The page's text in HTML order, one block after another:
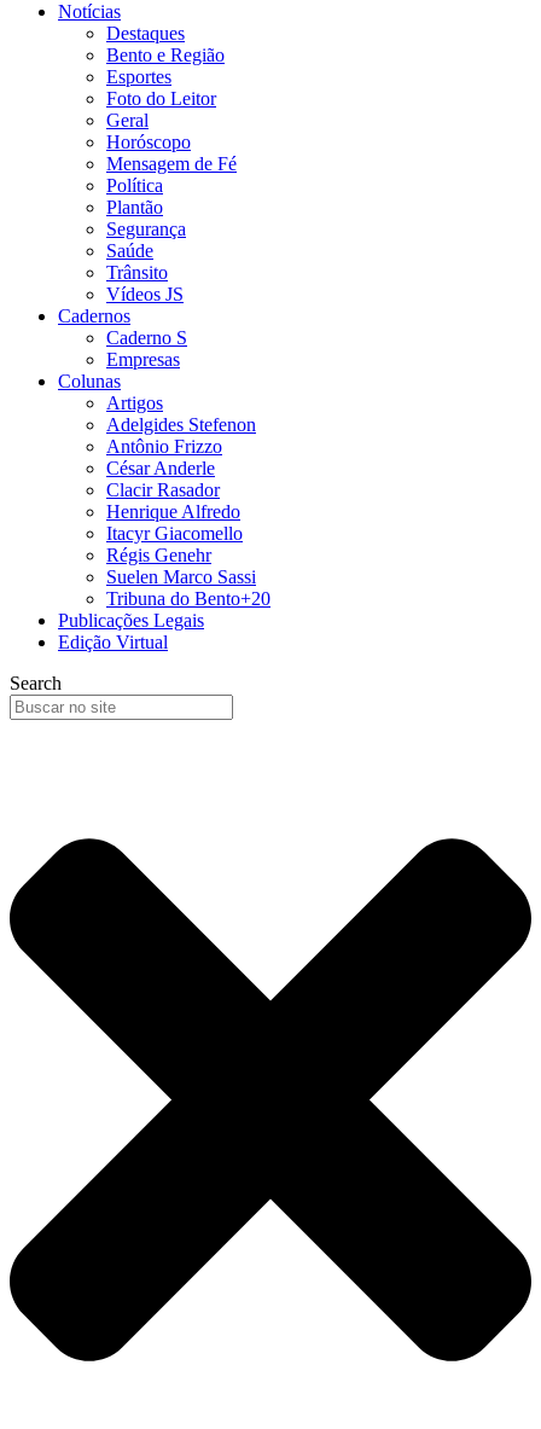
Notícias
Destaques
Bento e Região
Esportes
Foto do Leitor
Geral
Horóscopo
Mensagem de Fé
Política
Plantão
Segurança
Saúde
Trânsito
Vídeos JS
Cadernos
Caderno S
Empresas
Colunas
Artigos
Adelgides Stefenon
Antônio Frizzo
César Anderle
Clacir Rasador
Henrique Alfredo
Itacyr Giacomello
Régis Genehr
Suelen Marco Sassi
Tribuna do Bento+20
Publicações Legais
Edição Virtual
Search